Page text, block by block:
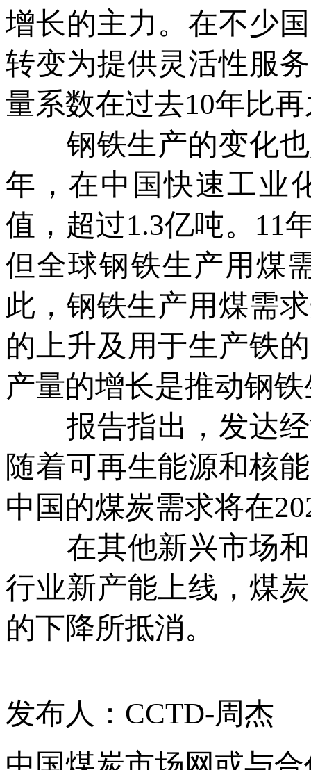
增长的主力。在不少
转变为提供灵活性服
量系数在过去10年比
钢铁生产的变化也
年，在中国快速工业
值，超过1.3亿吨。11
但全球钢铁生产用煤
此，钢铁生产用煤需
的上升及用于生产铁
产量的增长是推动钢
报告指出，发达经
随着可再生能源和核
中国的煤炭需求将在
在其他新兴市场和
行业新产能上线，煤
的下降所抵消。
发布人：CCTD-周杰